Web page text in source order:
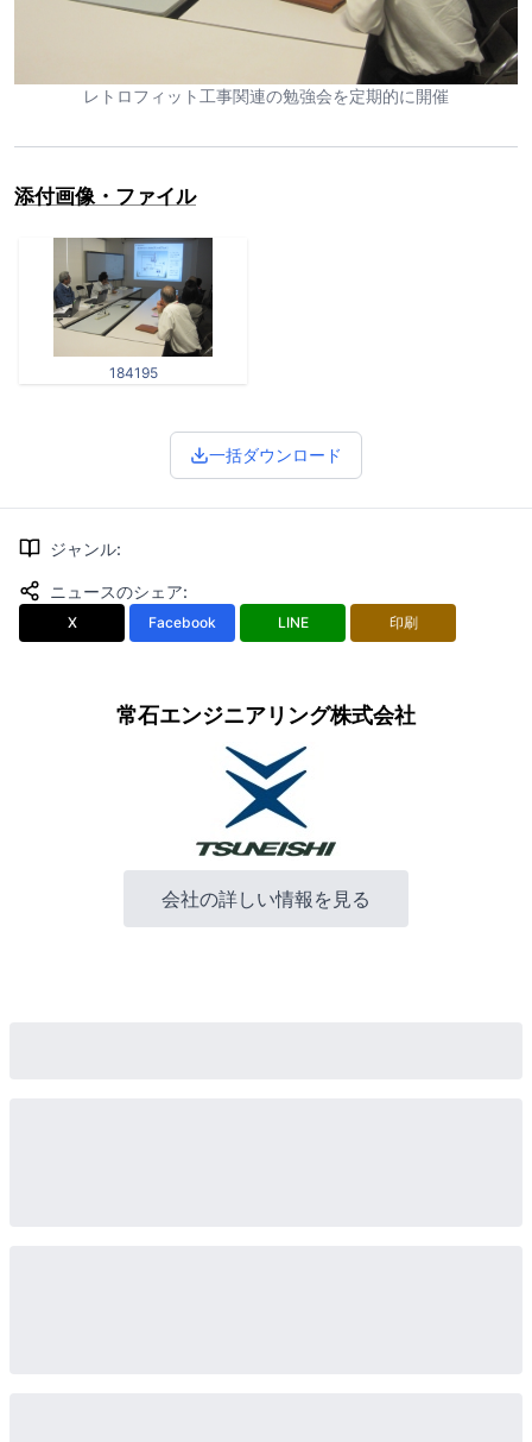
レトロフィット工事関連の勉強会を定期的に開催
添付画像・ファイル
184195
一括ダウンロード
ジャンル:
ニュースのシェア:
X Facebook LINE 印刷
常石エンジニアリング株式会社
会社の詳しい情報を見る